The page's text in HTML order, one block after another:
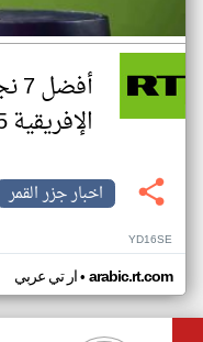
الإفريقية 2025
اخبار جزر القمر
YD16SE
ار تي عربي• arabic.rt.com